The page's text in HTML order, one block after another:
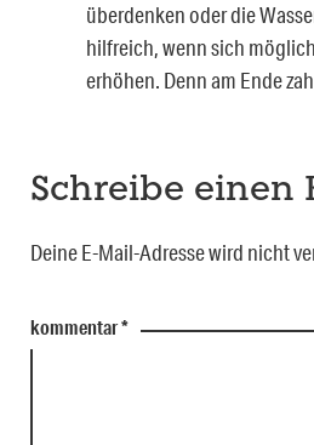
überdenken oder die
hilfreich, wenn sich
erhöhen. Denn am Ende
Schreibe einen
Deine E-Mail-Adresse wird nicht
kommentar*